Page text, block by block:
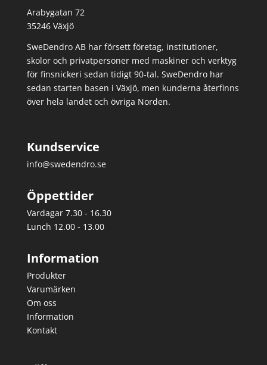
Arabygatan 72
35246 Växjö
SweDendro AB har försett företag, institutioner,
skolor och privatpersoner med maskiner och verktyg
för finsnickeri sedan tidigt 90-tal. SweDendro har
sedan starten basen i Växjö, men kunderna återfinns
över hela landet och övriga Norden.
Kundservice
info@swedendro.se
Öppettider
Vardagar 7.30 - 16.30
Lunch 12.00 - 13.00
Information
Produkter
Varumärken
Om oss
Information
Kontakt